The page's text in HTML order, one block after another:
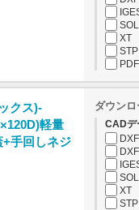
XT
STP
PDF
クス)-
軽量
+手回しネジ
ダウンロ
CADデ
DXF
XT
STP